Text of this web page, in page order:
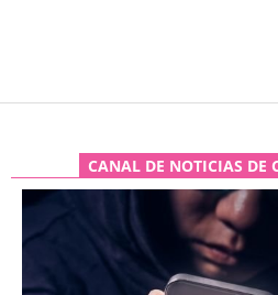
CANAL DE NOTICIAS DE